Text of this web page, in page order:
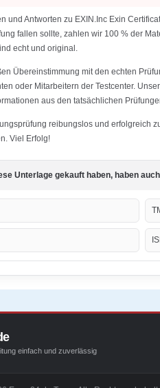
und Antworten zu EXIN.Inc Exin
fallen sollte, zahlen wir 100 % der
echt und original.
Übereinstimmung mit den echten
oder Mitarbeitern der Testcenter.
aus den tatsächlichen
reibungslos und erfolgreich
Viel Erfolg!
Unterlage gekauft haben, haben
einfach und zuverlässig